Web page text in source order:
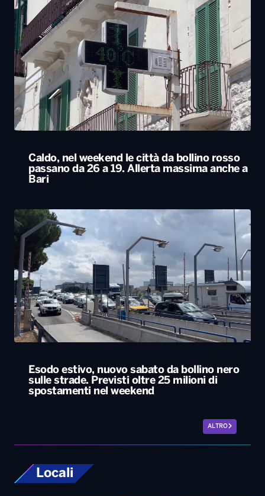
Caldo, nel weekend le città da bollino rosso
passano da 26 a 19. Allerta massima anche a
Bari
Esodo estivo, nuovo sabato da bollino nero
sulle strade. Previsti oltre 25 milioni di
spostamenti nel weekend
ALTRO
Locali